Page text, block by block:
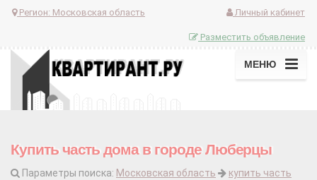
Регион: Московская область Личный кабинет
Разместить объявление
МЕНЮ
Купить часть дома в городе Люберцы
Параметры поиска: Московская область
купить часть